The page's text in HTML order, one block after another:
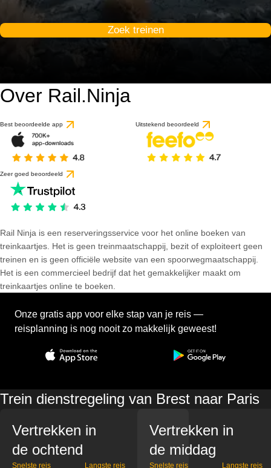
Zoek treinen
Over Rail.Ninja
Best beoordeelde app Uitstekend beoordeeld
Zeer goed beoordeeld
Rail Ninja is een reserveringsservice voor het online boeken van
treinkaartjes. Het is geen treinmaatschappij, bezit of exploiteert geen
treinen en is geen officiële website van een spoorwegmaatschappij.
Het is een commercieel bedrijf dat het gemakkelijker maakt om
treinkaartjes online te boeken.
Onze gratis app voor elke stap van je reis —
reisplanning is nog nooit zo makkelijk geweest!
Trein dienstregeling van Brest naar Paris
Vertrekken in
de ochtend
Snelste reis Langste reis
Vertrekken in
de middag
Snelste reis Langste reis
gebaseerd op 1